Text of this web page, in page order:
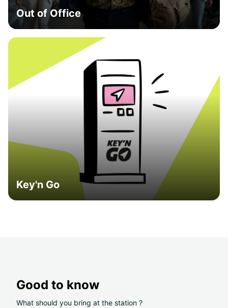
Out of Office
Key'n Go
Good to know
What should you bring at the station ?